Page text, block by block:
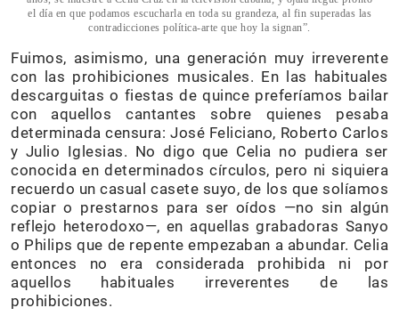
el día en que podamos escucharla en toda su grandeza, al fin superadas las
contradicciones política-arte que hoy la signan”.
Fuimos, asimismo, una generación muy irreverente
con las prohibiciones musicales. En las habituales
descarguitas o fiestas de quince preferíamos bailar
con aquellos cantantes sobre quienes pesaba
determinada censura: José Feliciano, Roberto Carlos
y Julio Iglesias. No digo que Celia no pudiera ser
conocida en determinados círculos, pero ni siquiera
recuerdo un casual casete suyo, de los que solíamos
copiar o prestarnos para ser oídos —no sin algún
reflejo heterodoxo—, en aquellas grabadoras Sanyo
o Philips que de repente empezaban a abundar. Celia
entonces no era considerada prohibida ni por
aquellos habituales irreverentes de las
prohibiciones.